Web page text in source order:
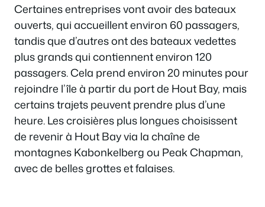
Certaines entreprises vont avoir des bateaux
ouverts, qui accueillent environ 60 passagers,
tandis que d’autres ont des bateaux vedettes
plus grands qui contiennent environ 120
passagers. Cela prend environ 20 minutes pour
rejoindre l’île à partir du port de Hout Bay, mais
certains trajets peuvent prendre plus d’une
heure. Les croisières plus longues choisissent
de revenir à Hout Bay via la chaîne de
montagnes Kabonkelberg ou Peak Chapman,
avec de belles grottes et falaises.